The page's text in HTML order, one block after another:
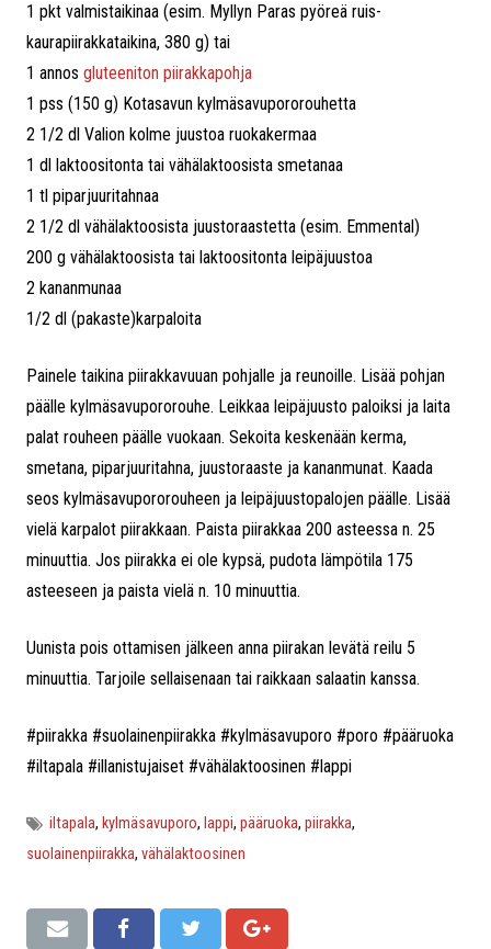
1 pkt valmistaikinaa (esim. Myllyn Paras pyöreä ruis-
kaurapiirakkataikina, 380 g) tai
1 annos gluteeniton piirakkapohja
1 pss (150 g) Kotasavun kylmäsavupororouhetta
2 1/2 dl Valion kolme juustoa ruokakermaa
1 dl laktoositonta tai vähälaktoosista smetanaa
1 tl piparjuuritahnaa
2 1/2 dl vähälaktoosista juustoraastetta (esim. Emmental)
200 g vähälaktoosista tai laktoositonta leipäjuustoa
2 kananmunaa
1/2 dl (pakaste)karpaloita
Painele taikina piirakkavuuan pohjalle ja reunoille. Lisää pohjan
päälle kylmäsavupororouhe. Leikkaa leipäjuusto paloiksi ja laita
palat rouheen päälle vuokaan. Sekoita keskenään kerma,
smetana, piparjuuritahna, juustoraaste ja kananmunat. Kaada
seos kylmäsavupororouheen ja leipäjuustopalojen päälle. Lisää
vielä karpalot piirakkaan. Paista piirakkaa 200 asteessa n. 25
minuuttia. Jos piirakka ei ole kypsä, pudota lämpötila 175
asteeseen ja paista vielä n. 10 minuuttia.
Uunista pois ottamisen jälkeen anna piirakan levätä reilu 5
minuuttia. Tarjoile sellaisenaan tai raikkaan salaatin kanssa.
#piirakka #suolainenpiirakka #kylmäsavuporo #poro #pääruoka
#iltapala #illanistujaiset #vähälaktoosinen #lappi
iltapala, kylmäsavuporo, lappi,pääruoka,piirakka,
suolainenpiirakka, vähälaktoosinen